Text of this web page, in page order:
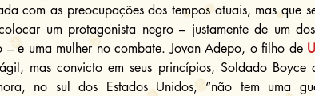
com as preocupações dos tempos atuais, mas que
um protagonista negro – justamente de um
– e uma mulher no combate. Jovan Adepo, o filho de
mas convicto em seus princípios, Soldado Boyce
no sul dos Estados Unidos, “não tem uma